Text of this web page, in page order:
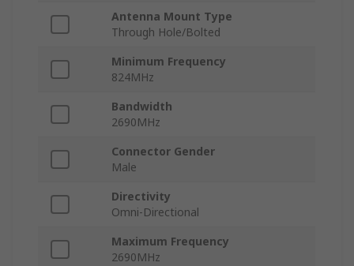
Antenna Mount Type
Through Hole/Bolted
Minimum Frequency
824MHz
Bandwidth
2690MHz
Connector Gender
Male
Directivity
Omni-Directional
Maximum Frequency
2690MHz